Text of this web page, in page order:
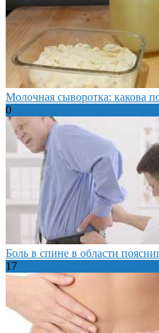
Молочная сыворотка: какова
0
Боль в спине в области
17